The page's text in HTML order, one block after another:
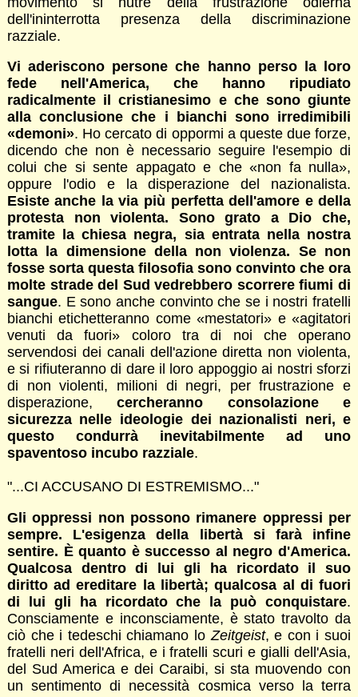
dell'ininterrotta presenza della discriminazione
razziale.
Vi aderiscono persone che hanno perso la loro
fede nell'America, che hanno ripudiato
radicalmente il cristianesimo e che sono giunte
alla conclusione che i bianchi sono irredimibili
«demoni». Ho cercato di oppormi a queste due forze,
dicendo che non è necessario seguire l'esempio di
colui che si sente appagato e che «non fa nulla»,
oppure l'odio e la disperazione del nazionalista.
Esiste anche la via più perfetta dell'amore e della
protesta non violenta. Sono grato a Dio che,
tramite la chiesa negra, sia entrata nella nostra
lotta la dimensione della non violenza. Se non
fosse sorta questa filosofia sono convinto che ora
molte strade del Sud vedrebbero scorrere fiumi di
sangue. E sono anche convinto che se i nostri fratelli
bianchi etichetteranno come «mestatori» e «agitatori
venuti da fuori» coloro tra di noi che operano
servendosi dei canali dell'azione diretta non violenta,
e si rifiuteranno di dare il loro appoggio ai nostri sforzi
di non violenti, milioni di negri, per frustrazione e
disperazione,cercheranno consolazione e
sicurezza nelle ideologie dei nazionalisti neri, e
questo condurrà inevitabilmente ad uno
spaventoso incubo razziale.
"...CI ACCUSANO DI ESTREMISMO..."
Gli oppressi non possono rimanere oppressi per
sempre. L'esigenza della libertà si farà infine
sentire. È quanto è successo al negro d'America.
Qualcosa dentro di lui gli ha ricordato il suo
diritto ad ereditare la libertà; qualcosa al di fuori
di lui gli ha ricordato che la può conquistare.
Consciamente e inconsciamente, è stato travolto da
ciò che i tedeschi chiamano loZeitgeist, e con i suoi
fratelli neri dell'Africa, e i fratelli scuri e gialli dell'Asia,
del Sud America e dei Caraibi, si sta muovendo con
un sentimento di necessità cosmica verso la terra